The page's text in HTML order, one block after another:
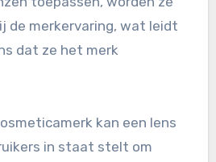
de merkervaring, wat leidt
dat ze het merk
kan een lens
in staat stelt om